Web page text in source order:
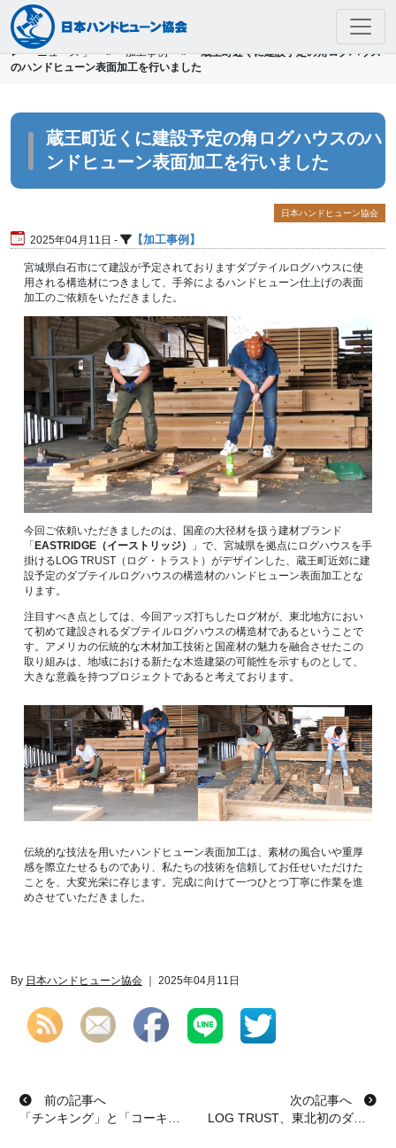
Skip to main content
▶「 ニュース 」»加工事例»蔵王町近くに建設予定の角ログハウス
のハンドヒューン表面加工を行いました
蔵王町近くに建設予定の角ログハウスのハ
ンドヒューン表面加工を行いました
日本ハンドヒューン協会
2025年04月11日 - 加工事例
宮城県白石市にて建設が予定されておりますダブテイルログハウスに使
用される構造材につきまして、手斧によるハンドヒューン仕上げの表面
加工のご依頼をいただきました。
今回ご依頼いただきましたのは、国産の大径材を扱う建材ブランド
「EASTRIDGE（イーストリッジ）
」で、宮城県を拠点にログハウスを手
掛けるLOG TRUST（ログ・トラスト）がデザインした、蔵王町近郊に建
設予定のダブテイルログハウスの構造材のハンドヒューン表面加工とな
ります。
注目すべき点としては、今回アッズ打ちしたログ材が、東北地方におい
て初めて建設されるダブテイルログハウスの構造材であるということで
す。アメリカの伝統的な木材加工技術と国産材の魅力を融合させたこの
取り組みは、地域における新たな木造建築の可能性を示すものとして、
大きな意義を持つプロジェクトであると考えております。
伝統的な技法を用いたハンドヒューン表面加工は、素材の風合いや重厚
感を際立たせるものであり、私たちの技術を信頼してお任せいただけた
ことを、大変光栄に存じます。完成に向けて一つひとつ丁寧に作業を進
めさせていただきました。
By 日本ハンドヒューン協会 ｜ 2025年04月11日
投稿ナビゲーション
前の記事へ
「チンキング」と「コーキング」の用途とその違いとは？
次の記事へ
LOG TRUST、東北初のダブテイルログハウスの組み立てを開始